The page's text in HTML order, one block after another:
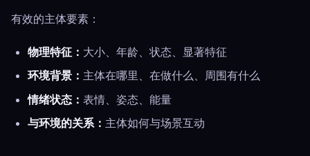
有效的主体要素：
物理特征： 大小、年龄、状态、显著特征
环境背景： 主体在哪里、在做什么、周围有什么
情绪状态： 表情、姿态、能量
与环境的关系： 主体如何与场景互动